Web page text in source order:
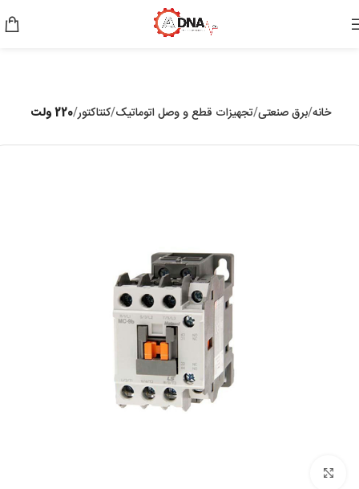
خانه برق صنعتی تجهیزات قطع و وصل اتوماتیک کنتاکتور 220 ولت